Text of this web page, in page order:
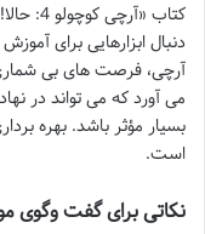
کتاب
دنبال ابزارهایی برای
آرچی، فرصت های بی
می آورد که می تواند در
بسیار مؤثر باشد. بهره
است.
نکاتی برای گفت وگوی